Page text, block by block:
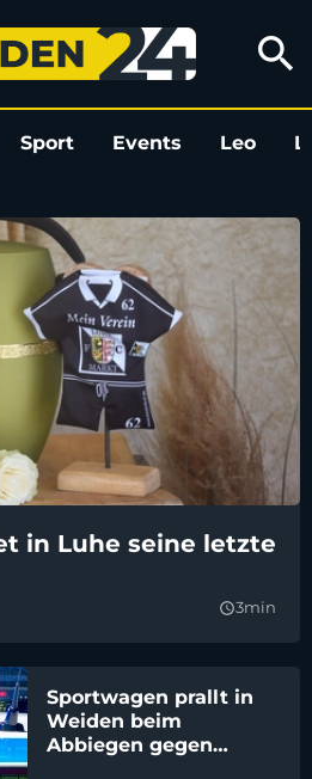
aktuell
search
Sport Events Leo
in Luhe seine letzte
query_builder3min
Sportwagen prallt in
Weiden beim
Abbiegen gegen